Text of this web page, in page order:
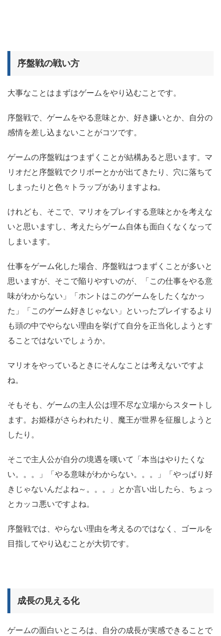
序盤戦の戦い方
大事なことはまずはゲームをやり込むことです。
序盤戦で、ゲームをやる意味とか、好き嫌いとか、自分の
感情を差し込まないことがコツです。
ゲームの序盤戦はつまずくことが結構あると思います。マ
リオだと序盤戦でクリボーとかが出てきたり、穴に落ちて
しまったりと色々トラップがありますよね。
けれども、そこで、マリオをプレイする意味とかを考えな
いと思いますし、考えたらゲーム自体も面白くなくなって
しまいます。
仕事をゲーム化した場合、序盤戦はつまずくことが多いと
思いますが、そこで陥りやすいのが、「この仕事をやる意
味がわからない」「ホントはこのゲームをしたくなかっ
た」「このゲーム好きじゃない」といったプレイするより
も頭の中でやらない理由を挙げて自分を正当化しようとす
ることではないでしょうか。
マリオをやっているときにそんなことは考えないですよ
ね。
そもそも、ゲームの主人公は理不尽な立場からスタートし
ます。お姫様がさらわれたり、魔王が世界を征服しようと
したり。
そこで主人公が自分の境遇を嘆いて「本当はやりたくな
い。。。」「やる意味がわからない。。。」「やっぱり好
きじゃないんだよね～。。。」とか言い出したら、ちょっ
とカッコ悪いですよね。
序盤戦では、やらない理由を考えるのではなく、ゴールを
目指してやり込むことが大切です。
成長の見える化
ゲームの面白いところは、自分の成長が実感できることで